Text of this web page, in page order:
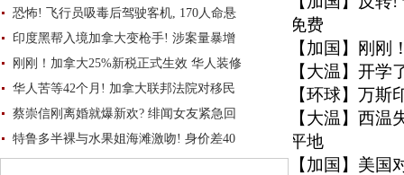
恐怖! 飞行员吸毒后驾驶客机, 170人命悬
印度黑帮入境加拿大变枪手! 涉案量暴增
刚刚！加拿大25%新税正式生效 华人装修
华人苦等42个月! 加拿大联邦法院对移民
蔡崇信刚离婚就爆新欢? 绯闻女友紧急回
特鲁多半裸与水果姐海滩激吻! 身价差40
免费
【加国】
刚刚
【大温】 开学
【环球】 万斯
【大温】 西温
平地
【加国】 美国